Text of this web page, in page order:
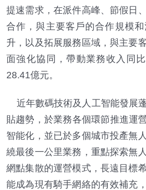
提速需求，在派件高峰、節假日
合作，與主要客戶的合作規模
升，以及拓展服務區域，與主要
面強化協同，帶動業務收入同
28.41億元。
近年數碼技術及人工智能發展
貼趨勢，於業務各個環節推進運
智能化，並已於多個城市投產無
繞最後一公里業務，重點探索無
網點集散的運營模式，長遠目標
能成為現有騎手網絡的有效補充